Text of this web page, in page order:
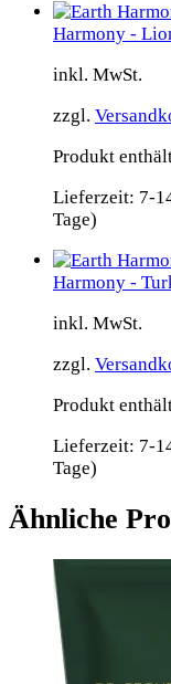
Harmony -
inkl. MwSt.
zzgl.
Produkt
Lieferzeit: 7-
Tage)
Harmony -
inkl. MwSt.
zzgl.
Produkt
Lieferzeit: 7-
Tage)
Ähnliche